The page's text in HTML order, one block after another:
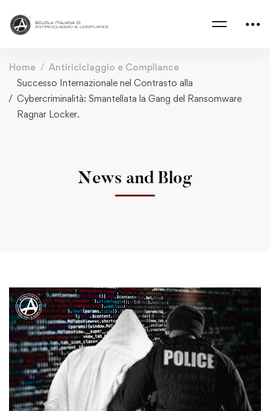
Home
Antiriciclaggio e Compliance
Successo Internazionale nel Contrasto alla
Cybercriminalità: Smantellata la Gang del Ransomware
Ragnar Locker.
News and Blog